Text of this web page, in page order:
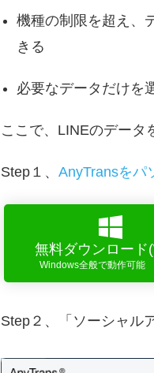
機種の制限を超え、
きる
必要なデータだけを
ここで、LINEのデータ
Step１、 AnyTransをパ
無料ダウンロード
Windows全般で動作可能
Step２、「ソーシャル